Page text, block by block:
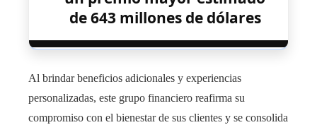
de 643 millones de dólares
Al brindar beneficios adicionales y experiencias
personalizadas, este grupo financiero reafirma su
compromiso con el bienestar de sus clientes y se consolida